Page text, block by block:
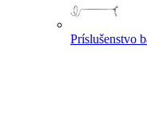
Príslušenstvo